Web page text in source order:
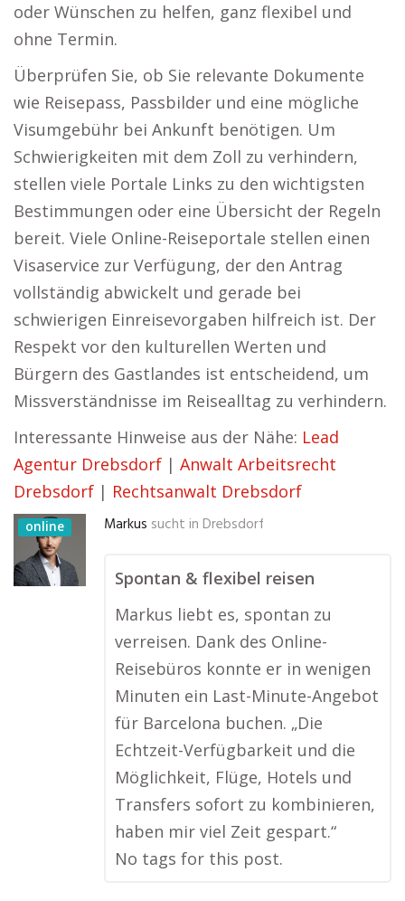
oder Wünschen zu helfen, ganz flexibel und
ohne Termin.
Überprüfen Sie, ob Sie relevante Dokumente
wie Reisepass, Passbilder und eine mögliche
Visumgebühr bei Ankunft benötigen. Um
Schwierigkeiten mit dem Zoll zu verhindern,
stellen viele Portale Links zu den wichtigsten
Bestimmungen oder eine Übersicht der Regeln
bereit. Viele Online-Reiseportale stellen einen
Visaservice zur Verfügung, der den Antrag
vollständig abwickelt und gerade bei
schwierigen Einreisevorgaben hilfreich ist. Der
Respekt vor den kulturellen Werten und
Bürgern des Gastlandes ist entscheidend, um
Missverständnisse im Reisealltag zu verhindern.
Interessante Hinweise aus der Nähe: Lead
Agentur Drebsdorf | Anwalt Arbeitsrecht
Drebsdorf | Rechtsanwalt Drebsdorf
online Markus sucht in Drebsdorf
Spontan & flexibel reisen
Markus liebt es, spontan zu
verreisen. Dank des Online-
Reisebüros konnte er in wenigen
Minuten ein Last-Minute-Angebot
für Barcelona buchen. „Die
Echtzeit-Verfügbarkeit und die
Möglichkeit, Flüge, Hotels und
Transfers sofort zu kombinieren,
haben mir viel Zeit gespart.“
No tags for this post.